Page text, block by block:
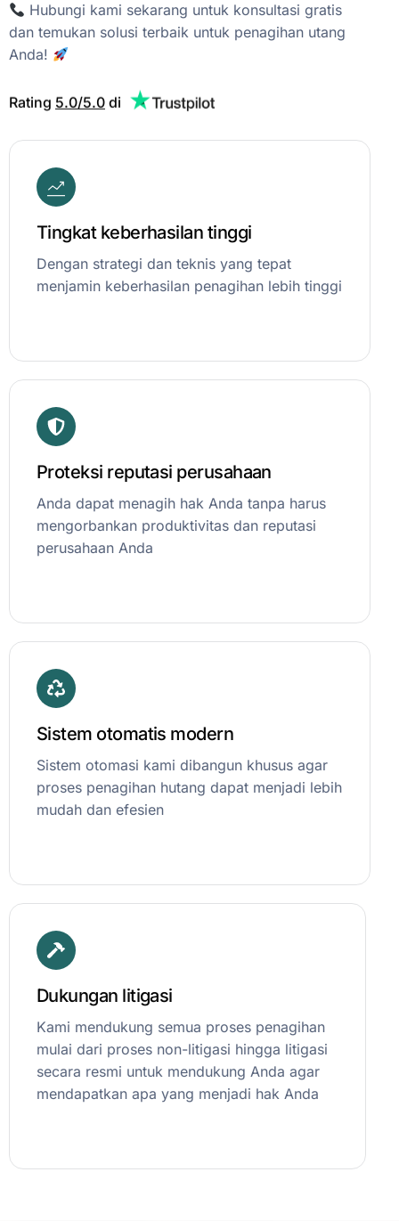
Hubungi kami sekarang untuk konsultasi gratis
dan temukan solusi terbaik untuk penagihan utang
Anda!
Rating 5.0/5.0 di
Tingkat keberhasilan tinggi
Dengan strategi dan teknis yang tepat
menjamin keberhasilan penagihan lebih tinggi
Proteksi reputasi perusahaan
Anda dapat menagih hak Anda tanpa harus
mengorbankan produktivitas dan reputasi
perusahaan Anda
Sistem otomatis modern
Sistem otomasi kami dibangun khusus agar
proses penagihan hutang dapat menjadi lebih
mudah dan efesien
Dukungan litigasi
Kami mendukung semua proses penagihan
mulai dari proses non-litigasi hingga litigasi
secara resmi untuk mendukung Anda agar
mendapatkan apa yang menjadi hak Anda